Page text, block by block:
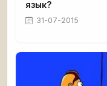
язык?
31-07-2015